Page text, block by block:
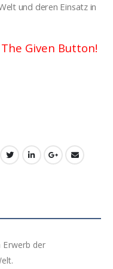
und deren Einsatz in
Given Button!
Erwerb der